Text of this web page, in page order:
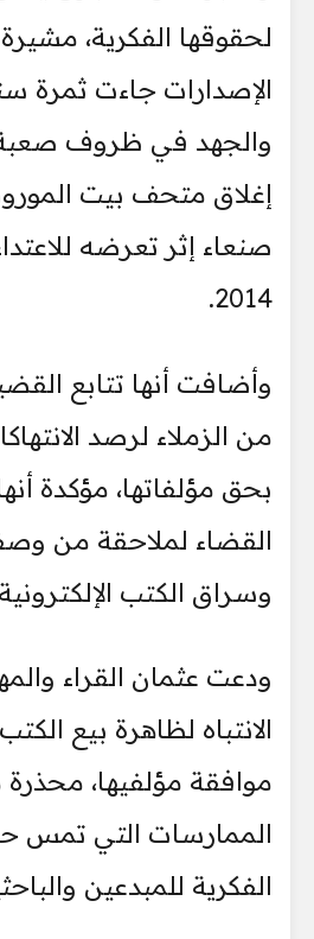
لحقوقها الفكرية،
الإصدارات جاءت ثمرة
والجهد في ظروف
إغلاق متحف بيت
صنعاء إثر تعرضه
2014.
وأضافت أنها تتابع
من الزملاء لرصد
بحق مؤلفاتها، مؤكدة
القضاء لملاحقة من
وسراق الكتب
ودعت عثمان القراء
الانتباه لظاهرة بيع
موافقة مؤلفيها،
الممارسات التي تمس
الفكرية للمبدعين